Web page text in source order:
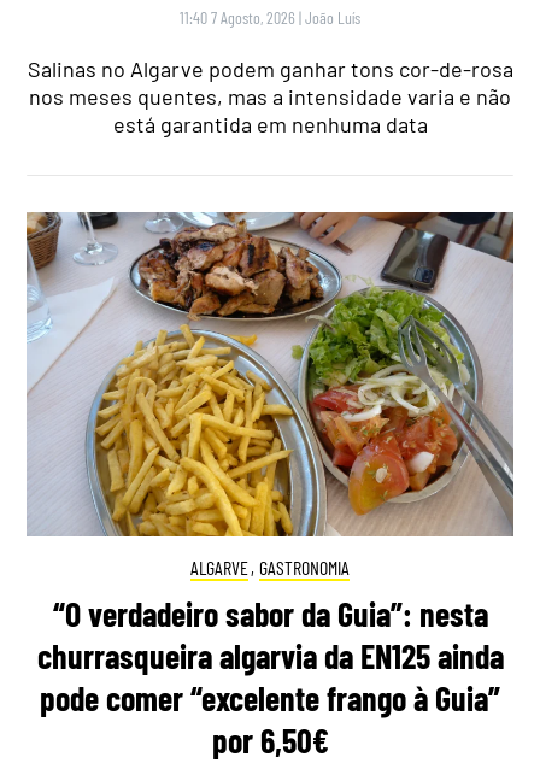
11:40 7 Agosto, 2026 |João Luís
Salinas no Algarve podem ganhar tons cor-de-rosa
nos meses quentes, mas a intensidade varia e não
está garantida em nenhuma data
ALGARVE, GASTRONOMIA
“O verdadeiro sabor da Guia”: nesta
churrasqueira algarvia da EN125 ainda
pode comer “excelente frango à Guia”
por 6,50€